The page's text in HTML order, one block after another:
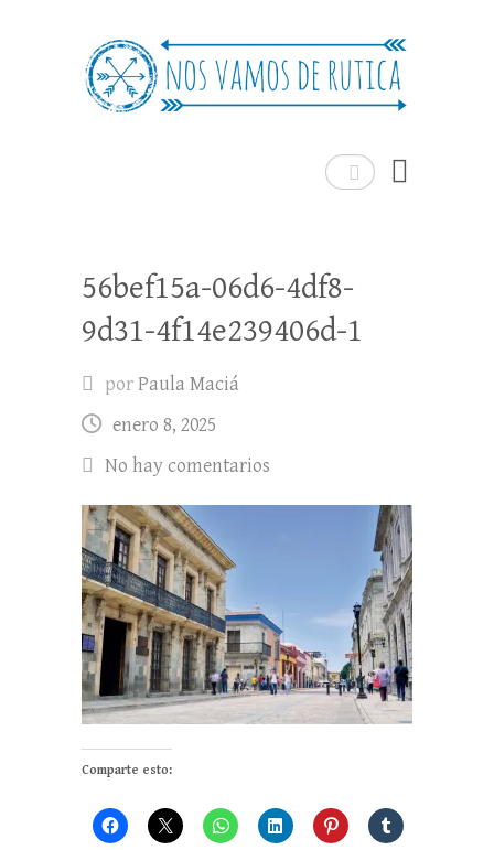
Buscar
Nos Vamos de Rutica
56bef15a-06d6-4df8-
9d31-4f14e239406d-1
porPaula Maciá
enero 8, 2025
No hay comentarios
Comparte esto: